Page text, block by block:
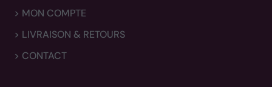
> MON COMPTE
> LIVRAISON & RETOURS
> CONTACT